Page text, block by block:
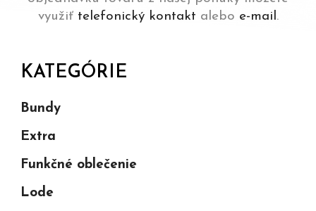
využiť telefonický kontakt alebo e-mail.
KATEGÓRIE
Bundy
Extra
Funkčné oblečenie
Lode